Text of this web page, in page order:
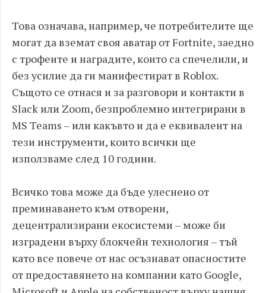
Това означава, например, че потребителите ще
могат да вземат своя аватар от Fortnite, заедно
с трофеите и наградите, които са спечелили, и
без усилие да ги манифестират в Roblox.
Същото се отнася и за разговори и контакти в
Slack или Zoom, безпроблемно интегрирани в
MS Teams – или какъвто и да е еквивалент на
тези инструменти, които всички ще
използваме след 10 години.
Всичко това може да бъде улеснено от
преминаването към отворени,
децентрализирани екосистеми – може би
изградени върху блокчейн технология – тъй
като все повече от нас осъзнават опасностите
от предоставянето на компании като Google,